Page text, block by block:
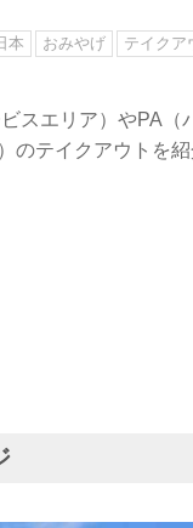
本 おみやげ テイクア
スエリア）やPA（
のテイクアウトを